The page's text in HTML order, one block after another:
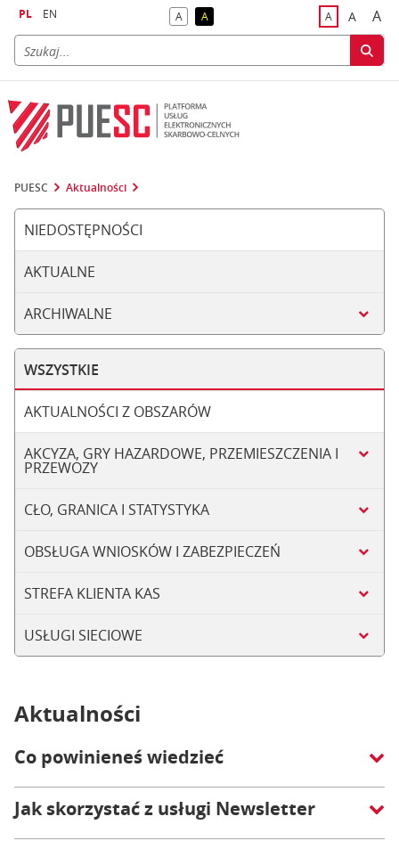
PL EN Akontrast domyślny
Akontrast żółty tekst na czarnym tle
Adomyślna
A A
PUESC Aktualności
NIEDOSTĘPNOŚCI
AKTUALNE
ARCHIWALNE
WSZYSTKIE
AKTUALNOŚCI Z OBSZARÓW
AKCYZA, GRY HAZARDOWE, PRZEMIESZCZENIA I
PRZEWOZY
CŁO, GRANICA I STATYSTYKA
OBSŁUGA WNIOSKÓW I ZABEZPIECZEŃ
STREFA KLIENTA KAS
USŁUGI SIECIOWE
Aktualności
Co powinieneś wiedzieć
Jak skorzystać z usługi Newsletter